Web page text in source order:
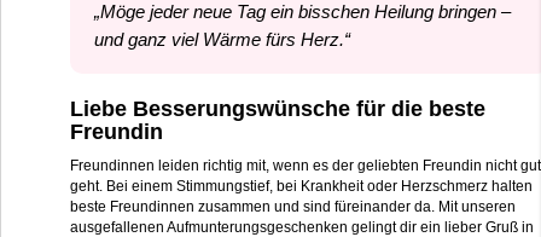
„Möge jeder neue Tag ein bisschen Heilung bringen –
und ganz viel Wärme fürs Herz.“
Liebe Besserungswünsche für die beste
Freundin
Freundinnen leiden richtig mit, wenn es der geliebten Freundin nicht gut
geht. Bei einem Stimmungstief, bei Krankheit oder Herzschmerz halten
beste Freundinnen zusammen und sind füreinander da. Mit unseren
ausgefallenen Aufmunterungsgeschenken gelingt dir ein lieber Gruß in